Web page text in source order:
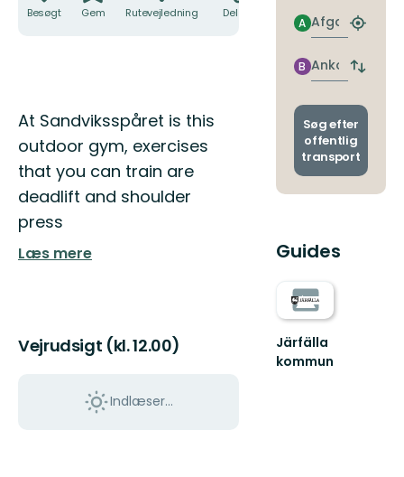
Besøgt Gem Rutevejledning Del
Beskrivelse
At Sandviksspåret is this
outdoor gym, exercises
that you can train are
deadlift and shoulder
press
Læs mere
Vejrudsigt (kl. 12.00)
Indlæser...
Afgang
A
Find
Ankomst
B
Skift
og
Søg efter
offentlig
transport
Guides
Järfälla
kommun